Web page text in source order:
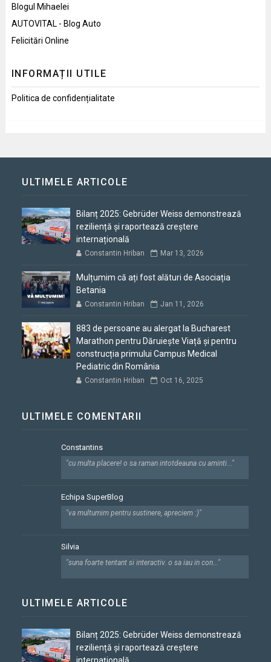
Blogul Mihaelei
AUTOVITAL - Blog Auto
Felicitări Online
INFORMAȚII UTILE
Politica de confidențialitate
ULTIMELE ARTICOLE
Bilanț 2025: Gebrüder Weiss demonstrează
reziliență și raportează creștere
internațională
Constantin Hriban Mar 13, 2026
Mulțumim că ați fost alături de Asociația
Betania
Constantin Hriban Jan 11, 2026
883 de persoane au alergat la Bucharest
Marathon pentru Dăruiește Viață și pentru
construcția primului Campus Medical
Pediatric din România
Constantin Hriban Oct 16, 2025
ULTIMELE COMENTARII
Constantins
"cu multa placere! o sa raman intotdeauna cu aminti..."
Echipa SuperBlog
"va multumim pentru sustinere, apreciem :)"
Silvia
"suna foarte tentant si interactiv. o sa iau in con..."
ULTIMELE ARTICOLE
Bilanț 2025: Gebrüder Weiss demonstrează
reziliență și raportează creștere